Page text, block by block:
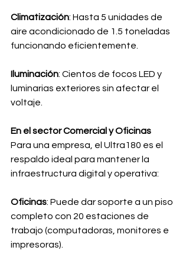
Climatización: Hasta 5 unidades de
aire acondicionado de 1.5 toneladas
funcionando eficientemente.
Iluminación: Cientos de focos LED y
luminarias exteriores sin afectar el
voltaje.
En el sector Comercial y Oficinas
Para una empresa, el Ultra180 es el
respaldo ideal para mantener la
infraestructura digital y operativa:
Oficinas: Puede dar soporte a un piso
completo con 20 estaciones de
trabajo (computadoras, monitores e
impresoras).